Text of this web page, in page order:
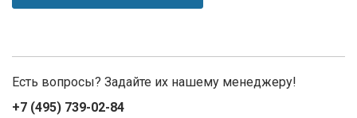
Есть вопросы? Задайте их нашему менеджеру!
+7 (495) 739-02-84